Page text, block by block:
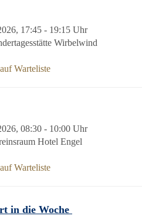
17:45 - 19:15 Uhr
Wirbelwind
Warteliste
08:30 - 10:00 Uhr
Hotel Engel
Warteliste
in die Woche